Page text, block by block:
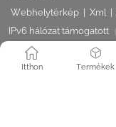
Webhelytérkép
Xml
IPv6 hálózat támogatott
Itthon Termékek